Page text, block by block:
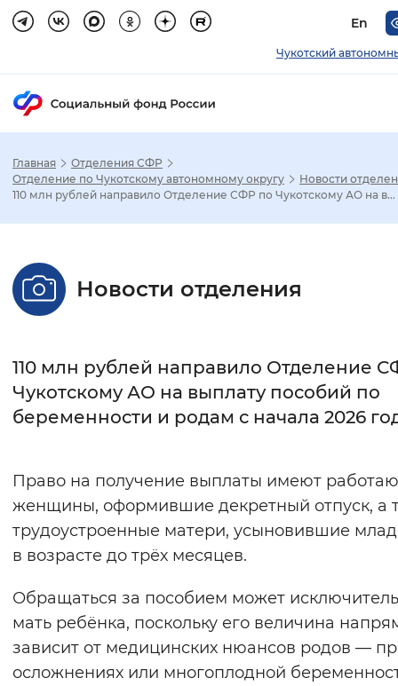
En
Чукотский
Настройка режима отображения
Стандартный Увеличенный
Без засечек С засечками
Интервал между буквами
Цвет сайта
Изображения
Включены Выключены
Главная
Отделения СФР
Отделение по Чукотскому автономному округу
Новости
110 млн рублей направило Отделение СФР по Чукотскому АО на в...
Новости отделения
110 млн рублей направило Отделение
Чукотскому АО на выплату пособий по
беременности и родам с начала 2026
Право на получение выплаты имеют
женщины, оформившие декретный отпуск, а
трудоустроенные матери, усыновившие
в возрасте до трёх месяцев.
Обращаться за пособием может
мать ребёнка, поскольку его величина
зависит от медицинских нюансов родов —
осложнениях или многоплодной